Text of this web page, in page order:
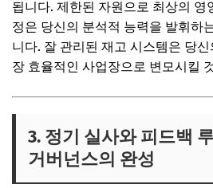
됩니다. 제한된 자원으로 최상의 영
정은 당신의 분석적 능력을 발휘하
니다. 잘 관리된 재고 시스템은 당
장 효율적인 사업장으로 변모시킬
3. 정기 실사와 피드백
거버넌스의 완성